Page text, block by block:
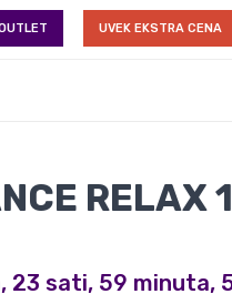
UVEK EKSTRA CENA
RELAX
23 sati, 59 minuta,